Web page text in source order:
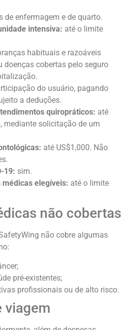
de enfermagem e de quarto.
intensiva: até o limite
habituais e razoáveis
doenças cobertas pelo seguro
do usuário, pagando
a deduções.
quiropráticos: até
mediante solicitação de um
até US$1,000. Não
19: sim.
médicas elegíveis: até o limite
não cobertas
não cobre algumas
pré-existentes;
profissionais ou de alto risco.
viagem